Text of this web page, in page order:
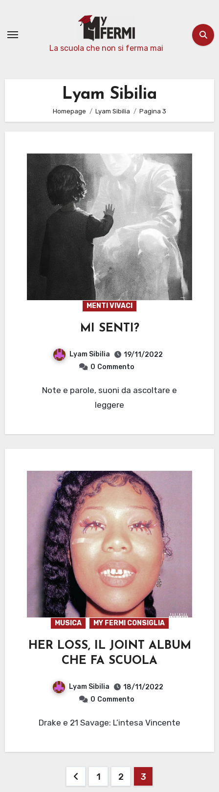
contenuto
La scuola che non si ferma mai
Lyam Sibilia
Homepage Lyam Sibilia Pagina 3
MENTI VIVACI
MI SENTI?
Lyam Sibilia
19/11/2022
0 Commento
Note e parole, suoni da ascoltare e
leggere
MUSICA MY FERMI CONSIGLIA
HER LOSS, IL JOINT ALBUM
CHE FA SCUOLA
Lyam Sibilia
18/11/2022
0 Commento
Drake e 21 Savage: L’intesa Vincente
Paginazione
1 2 3